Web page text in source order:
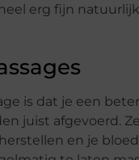
erg fijn
is dat je een
juist afgevoerd.
en je